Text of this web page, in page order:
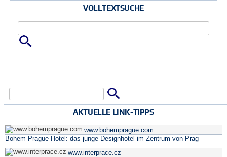
VOLLTEXTSUCHE
Suchformular
AKTUELLE LINK-TIPPS
www.bohemprague.com
Bohem Prague Hotel: das junge Designhotel im Zentrum von Prag
www.interprace.cz